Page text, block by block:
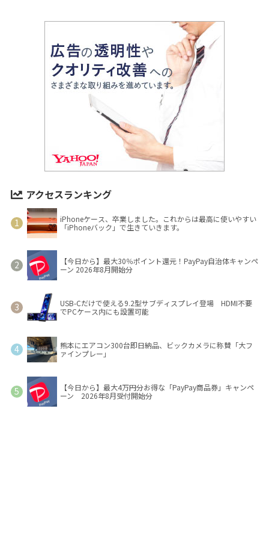
アクセスランキング
iPhoneケース、卒業しました。これからは最高に使いやすい
「iPhoneバック」で生きていきます。
【今日から】最大30％ポイント還元！PayPay自治体キャンペ
ーン 2026年8月開始分
USB-Cだけで使える9.2型サブディスプレイ登場 HDMI不要
でPCケース内にも設置可能
熊本にエアコン300台即日納品、ビックカメラに称賛「大フ
ァインプレー」
【今日から】最大4万円分お得な「PayPay商品券」キャンペ
ーン 2026年8月受付開始分